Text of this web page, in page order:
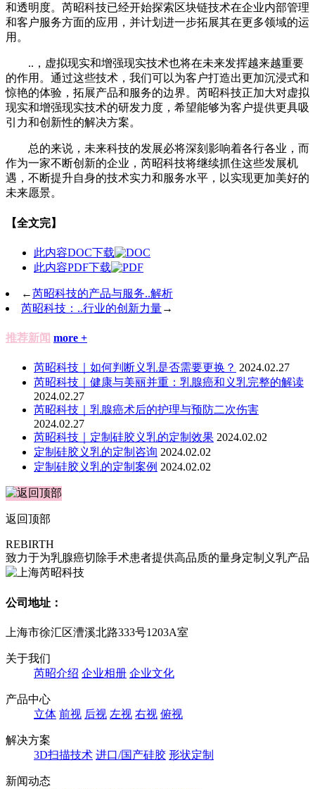
和透明度。芮昭科技已经开始探索区块链技术在企业内部管理
和客户服务方面的应用，并计划进一步拓展其在更多领域的运
用。
..，虚拟现实和增强现实技术也将在未来发挥越来越重要
的作用。通过这些技术，我们可以为客户打造出更加沉浸式和
惊艳的体验，拓展产品和服务的边界。芮昭科技正加大对虚拟
现实和增强现实技术的研发力度，希望能够为客户提供更具吸
引力和创新性的解决方案。
总的来说，未来科技的发展必将深刻影响着各行各业，而
作为一家不断创新的企业，芮昭科技将继续抓住这些发展机
遇，不断提升自身的技术实力和服务水平，以实现更加美好的
未来愿景。
【全文完】
此内容DOC下载
此内容PDF下载
←芮昭科技的产品与服务..解析
芮昭科技：..行业的创新力量→
推荐新闻 more +
芮昭科技｜如何判断义乳是否需要更换？ 2024.02.27
芮昭科技｜健康与美丽并重：乳腺癌和义乳完整的解读
2024.02.27
​芮昭科技｜乳腺癌术后的护理与预防二次伤害
2024.02.27
芮昭科技｜定制硅胶义乳的定制效果 2024.02.02
定制硅胶义乳的定制咨询 2024.02.02
定制硅胶义乳的定制案例 2024.02.02
返回顶部
REBIRTH
致力于为乳腺癌切除手术患者提供高品质的量身定制义乳产品
公司地址：
上海市徐汇区漕溪北路333号1203A室
关于我们
芮昭介绍 企业相册 企业文化
产品中心
立体 前视 后视 左视 右视 俯视
解决方案
3D扫描技术 进口/国产硅胶 形状定制
新闻动态